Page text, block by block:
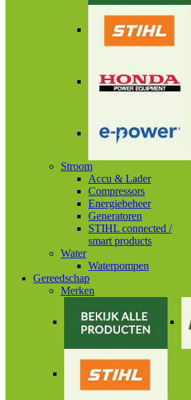
Stroom
Accu & Lader
Compressors
Energiebeheer
Generatoren
STIHL connected /
smart products
Water
Waterpompen
Gereedschap
Merken